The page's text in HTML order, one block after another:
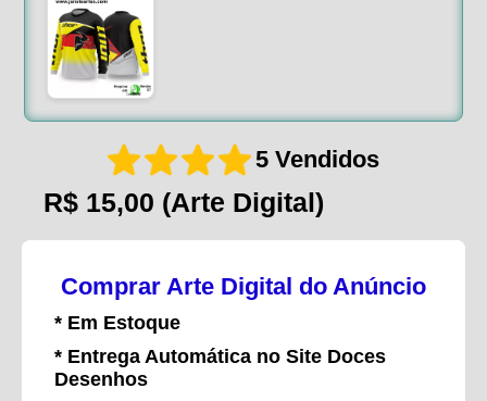
5 Vendidos
R$ 15,00 (Arte Digital)
Comprar Arte Digital do Anúncio
* Em Estoque
* Entrega Automática no Site Doces
Desenhos